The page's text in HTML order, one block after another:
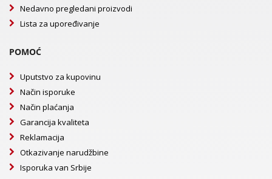
Nedavno pregledani proizvodi
Lista za upoređivanje
POMOĆ
Uputstvo za kupovinu
Način isporuke
Način plaćanja
Garancija kvaliteta
Reklamacija
Otkazivanje narudžbine
Isporuka van Srbije